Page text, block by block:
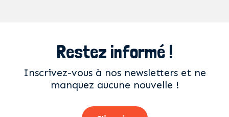
Restez informé !
Inscrivez-vous à nos newsletters et ne
manquez aucune nouvelle !